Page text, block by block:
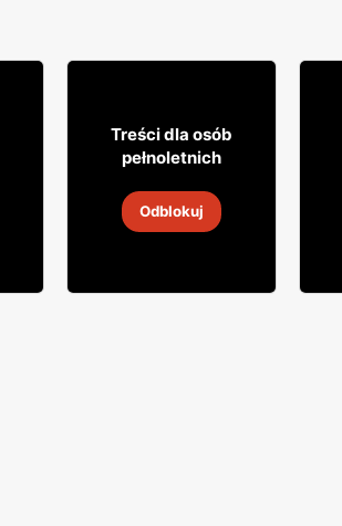
39 99
-31 sie 2026
Treści dla osób
pełnoletnich
Odblokuj